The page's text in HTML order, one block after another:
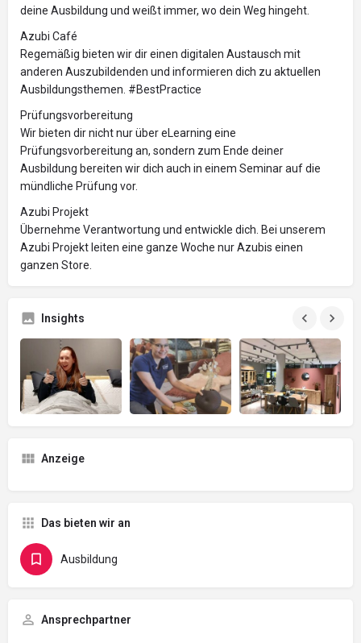
deine Ausbildung und weißt immer, wo dein Weg hingeht.
Azubi Café
Regemäßig bieten wir dir einen digitalen Austausch mit
anderen Auszubildenden und informieren dich zu aktuellen
Ausbildungsthemen. #BestPractice
Prüfungsvorbereitung
Wir bieten dir nicht nur über eLearning eine
Prüfungsvorbereitung an, sondern zum Ende deiner
Ausbildung bereiten wir dich auch in einem Seminar auf die
mündliche Prüfung vor.
Azubi Projekt
Übernehme Verantwortung und entwickle dich. Bei unserem
Azubi Projekt leiten eine ganze Woche nur Azubis einen
ganzen Store.
Insights
Anzeige
Das bieten wir an
Ausbildung
Ansprechpartner